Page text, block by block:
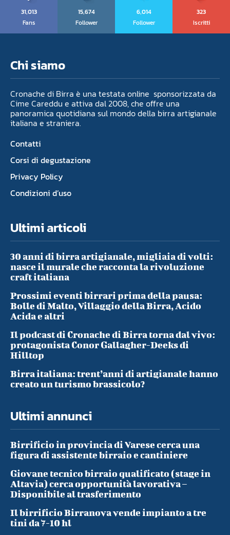
31,013
Fans
15,674
Follower
6,014
Follower
323
Iscritti
Chi siamo
Cronache di Birra è una testata online sponsorizzata da
Cime Careddu e attiva dal 2008, che offre una
panoramica quotidiana sul mondo della birra artigianale
italiana e straniera.
Contatti
Corsi di degustazione
Privacy Policy
Condizioni d’uso
Ultimi articoli
30 anni di birra artigianale, migliaia di volti:
nasce il murale che racconta la rivoluzione
craft italiana
Prossimi eventi birrari prima della pausa:
Bolle di Malto, Villaggio della Birra, Acido
Acida e altri
Il podcast di Cronache di Birra torna dal vivo:
protagonista Conor Gallagher-Deeks di
Hilltop
Birra italiana: trent’anni di artigianale hanno
creato un turismo brassicolo?
Ultimi annunci
Birrificio in provincia di Varese cerca una
figura di assistente birraio e cantiniere
Giovane tecnico birraio qualificato (stage in
Altavia) cerca opportunità lavorativa –
Disponibile al trasferimento
Il birrificio Birranova vende impianto a tre
tini da 7-10 hl